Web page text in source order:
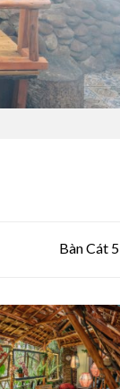
Bàn Cát 5